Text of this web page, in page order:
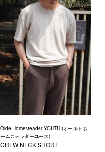
Olde Homesteader YOUTH (オールドホ
ームステッダーユース)
CREW NECK SHORT